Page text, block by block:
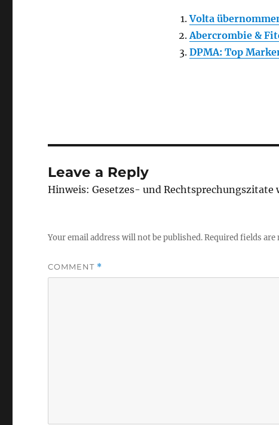
Volta
Abercrombie &
DPMA: Top
Leave a Reply
Hinweis: Gesetzes- und
Your email address will not be published.Required fields are
COMMENT *